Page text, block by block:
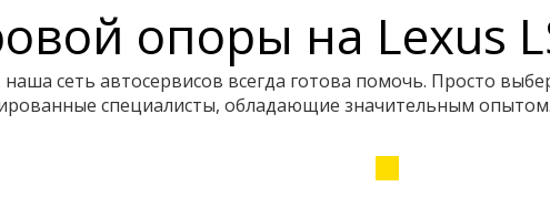
опоры на Lexus
сеть автосервисов всегда готова помочь. Просто
специалисты, обладающие значительным опытом.